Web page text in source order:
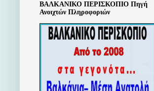
ΒΑΛΚΑΝΙΚΟ ΠΕΡΙΣΚΟΠΙΟ Πηγή
Ανοιχτών Πληροφοριών